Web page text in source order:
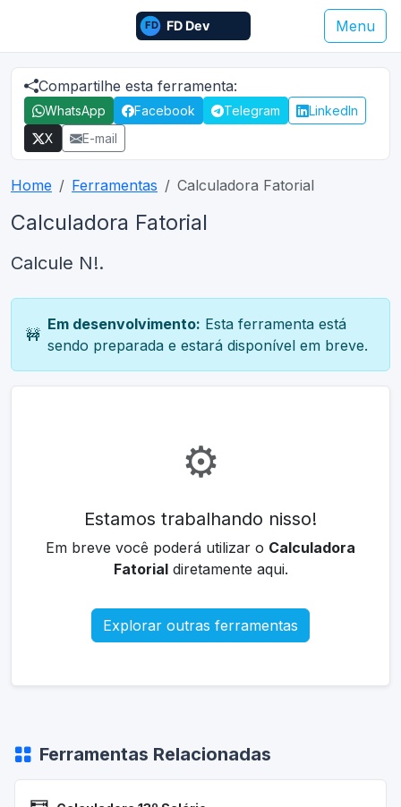
Menu
Compartilhe esta ferramenta:
WhatsApp Facebook Telegram
LinkedIn
X
E-mail
Home Ferramentas Calculadora Fatorial
Calculadora Fatorial
Calcule N!.
🚧
Em desenvolvimento: Esta ferramenta está
sendo preparada e estará disponível em breve.
⚙️
Estamos trabalhando nisso!
Em breve você poderá utilizar o Calculadora
Fatorialdiretamente aqui.
Explorar outras ferramentas
Ferramentas Relacionadas